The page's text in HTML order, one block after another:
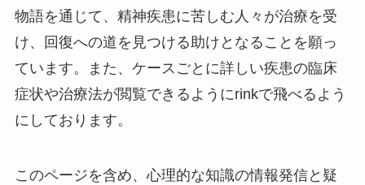
物語を通じて、精神疾患に苦しむ人々が治療を受
け、回復への道を見つける助けとなることを願っ
ています。また、ケースごとに詳しい疾患の臨床
症状や治療法が閲覧できるようにrinkで飛べるよう
にしております。
このページを含め、心理的な知識の情報発信と疑